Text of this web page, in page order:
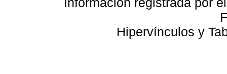
Hipervínculos y